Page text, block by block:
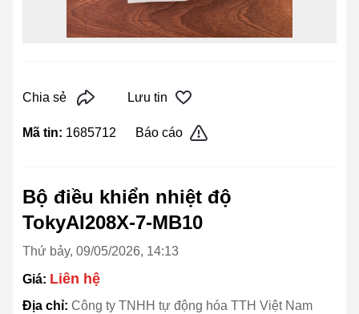
Chia sẻ Lưu tin
Mã tin: 1685712 Báo cáo
Bộ điều khiển nhiệt độ
TokyAI208X-7-MB10
Thứ bảy, 09/05/2026, 14:13
Giá: Liên hệ
Địa chỉ: Công ty TNHH tự động hóa TTH Việt Nam